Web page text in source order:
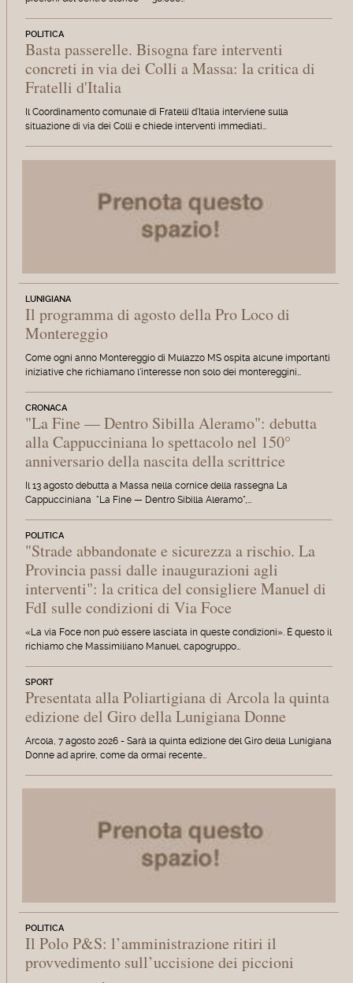
POLITICA
Basta passerelle. Bisogna fare interventi
concreti in via dei Colli a Massa: la critica di
Fratelli d'Italia
Il Coordinamento comunale di Fratelli d'Italia interviene sulla
situazione di via dei Colli e chiede interventi immediati…
LUNIGIANA
Il programma di agosto della Pro Loco di
Montereggio
Come ogni anno Montereggio di Mulazzo MS ospita alcune importanti
iniziative che richiamano l'interesse non solo dei montereggini…
CRONACA
"La Fine — Dentro Sibilla Aleramo": debutta
alla Cappucciniana lo spettacolo nel 150°
anniversario della nascita della scrittrice
Il 13 agosto debutta a Massa nella cornice della rassegna La
Cappucciniana "La Fine — Dentro Sibilla Aleramo",…
POLITICA
"Strade abbandonate e sicurezza a rischio. La
Provincia passi dalle inaugurazioni agli
interventi": la critica del consigliere Manuel di
FdI sulle condizioni di Via Foce
«La via Foce non può essere lasciata in queste condizioni». È questo il
richiamo che Massimiliano Manuel, capogruppo…
SPORT
Presentata alla Poliartigiana di Arcola la quinta
edizione del Giro della Lunigiana Donne
Arcola, 7 agosto 2026 - Sarà la quinta edizione del Giro della Lunigiana
Donne ad aprire, come da ormai recente…
POLITICA
Il Polo P&S: l’amministrazione ritiri il
provvedimento sull’uccisione dei piccioni